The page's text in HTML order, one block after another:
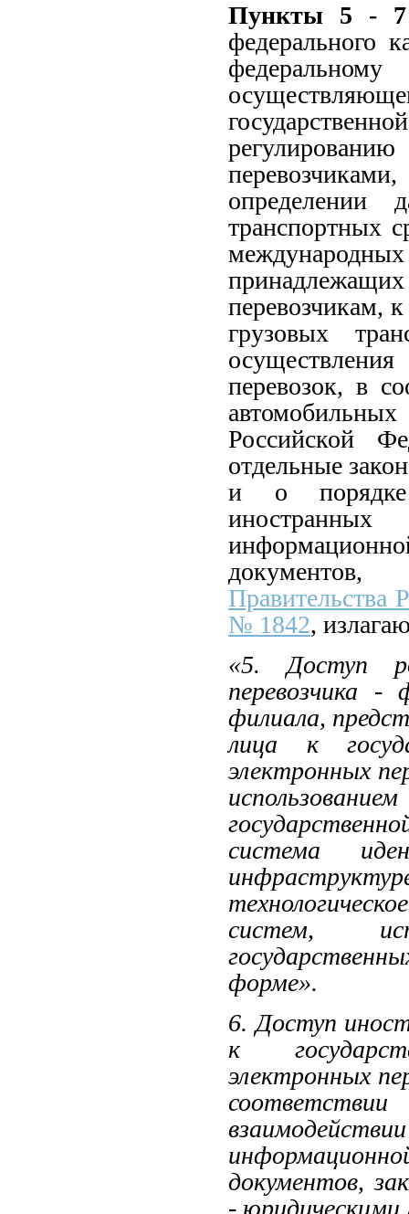
Пункты 5 -
федерального
определении
транспортных
перевозчикам,
грузовых
перевозок, в
Российской
отдельные
и о порядке
Правительства
№ 1842,
«5. Доступ
перевозчика -
филиала,
лица к
электронных
система
систем,
форме».
6. Доступ
к
электронных
документов,
- юридическими